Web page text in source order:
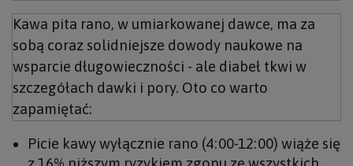
Kawa pita rano, w umiarkowanej dawce, ma za
sobą coraz solidniejsze dowody naukowe na
wsparcie długowieczności - ale diabeł tkwi w
szczegółach dawki i pory. Oto co warto
zapamiętać:
Picie kawy wyłącznie rano (4:00-12:00) wiąże się